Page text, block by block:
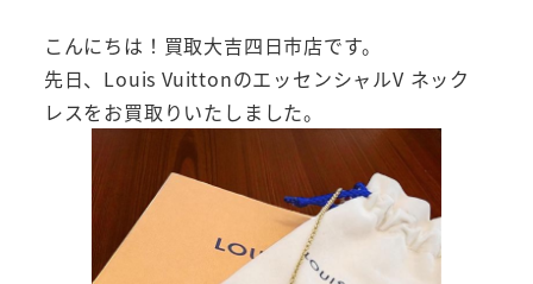
こんにちは！買取大吉四日市店です。
先日、Louis VuittonのエッセンシャルV ネック
レスをお買取りいたしました。